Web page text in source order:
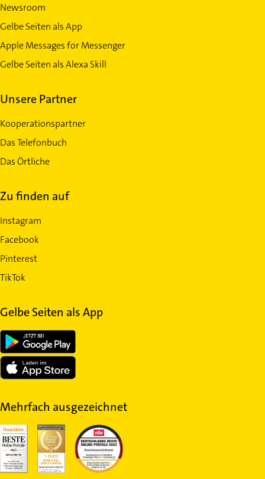
Newsroom
Gelbe Seiten als App
Apple Messages for Messenger
Gelbe Seiten als Alexa Skill
Unsere Partner
Kooperationspartner
Das Telefonbuch
Das Örtliche
Zu finden auf
Instagram
Facebook
Pinterest
TikTok
Gelbe Seiten als App
Mehrfach ausgezeichnet